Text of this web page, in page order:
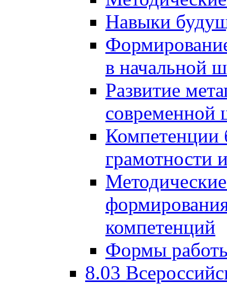
Навыки
в начальной
Развитие
современной
Компетенции
грамотности
компетенций
Формы
8.03